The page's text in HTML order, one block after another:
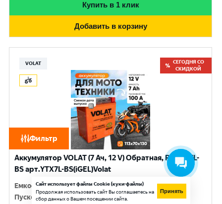
Фильтр
Купить в 1 клик
Добавить в корзину
VOLAT
СЕГОДНЯ СО
СКИДКОЙ
Аккумулятор VOLAT (7 Ач, 12 V) Обратная, R+ YTX7L-
BS арт.YTX7L-BS(iGEL)Volat
Емкость:7 Ач
Пусковой ток:100 A
Сайт использует файлы Cookie (куки-файлы)
Продолжая использовать сайт Вы соглашаетесь на
сбор данных о Вашем посещении сайта.
Принять